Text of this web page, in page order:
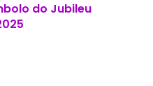
do Jubileu